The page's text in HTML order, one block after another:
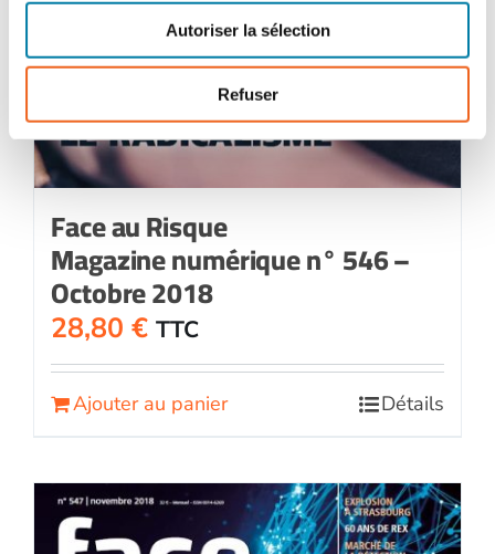
Autoriser la sélection
Refuser
Face au Risque
Magazine numérique n° 546 –
Octobre 2018
28,80 € TTC
Ajouter au panier Détails